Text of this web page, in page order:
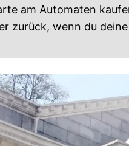
am Automaten
zurück, wenn du